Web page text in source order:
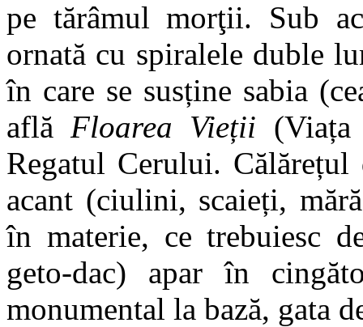
pe tărâmul morţii. Sub
ornată cu spiralele duble
în care se susține sabia
află Floarea Vieții
Regatul Cerului. Călărețul
acant (ciulini, scaieți,
în materie, ce trebuiesc
geto-dac) apar în
monumental la bază, gata